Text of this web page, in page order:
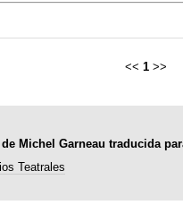
<< 1 >>
Michel Garneau traducida
Teatrales